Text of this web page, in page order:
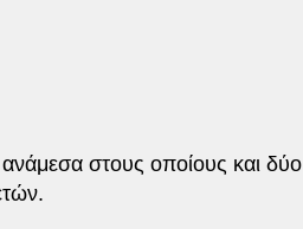
στους οποίους και δύο